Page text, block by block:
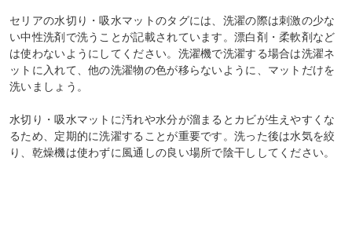
セリアの水切り・吸水マットのタグには、洗濯の際は刺激の少な
い中性洗剤で洗うことが記載されています。漂白剤・柔軟剤など
は使わないようにしてください。洗濯機で洗濯する場合は洗濯ネ
ットに入れて、他の洗濯物の色が移らないように、マットだけを
洗いましょう。
水切り・吸水マットに汚れや水分が溜まるとカビが生えやすくな
るため、定期的に洗濯することが重要です。洗った後は水気を絞
り、乾燥機は使わずに風通しの良い場所で陰干ししてください。